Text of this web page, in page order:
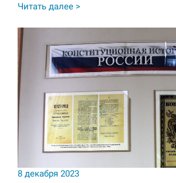
Читать далее >
8 декабря 2023